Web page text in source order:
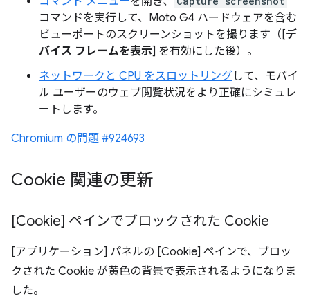
コマンドを実行して、Moto G4 ハードウェアを含む
ビューポートのスクリーンショットを撮ります（[デ
バイス フレームを表示] を有効にした後）。
ネットワークと CPU をスロットリングして、モバイ
ル ユーザーのウェブ閲覧状況をより正確にシミュレ
ートします。
Chromium の問題 #924693
Cookie 関連の更新
[Cookie] ペインでブロックされた Cookie
[アプリケーション] パネルの [Cookie] ペインで、ブロッ
クされた Cookie が黄色の背景で表示されるようになりま
した。